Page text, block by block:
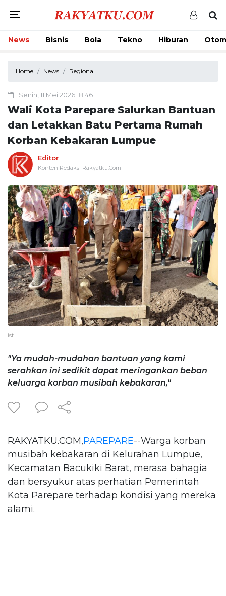
News Bisnis Bola Tekno Hiburan
Home News Regional
Senin, 11 Mei 2026 18:46
Wali Kota Parepare Salurkan Bantuan
dan Letakkan Batu Pertama Rumah
Korban Kebakaran Lumpue
Editor
Konten Redaksi Rakyatku.Com
ist
"Ya mudah-mudahan bantuan yang kami
serahkan ini sedikit dapat meringankan beban
keluarga korban musibah kebakaran,"
RAKYATKU.COM,PAREPARE--Warga korban
musibah kebakaran di Kelurahan Lumpue,
Kecamatan Bacukiki Barat, merasa bahagia
dan bersyukur atas perhatian Pemerintah
Kota Parepare terhadap kondisi yang mereka
alami.